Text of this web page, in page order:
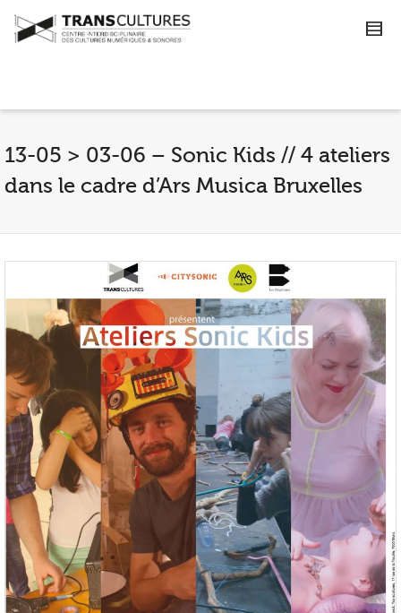
13-05 > 03-06 – Sonic Kids // 4 ateliers
dans le cadre d’Ars Musica Bruxelles